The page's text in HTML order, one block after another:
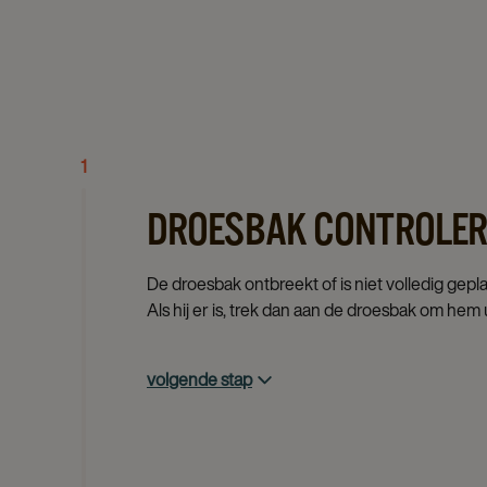
1
DROESBAK
De droesbak ontbreekt of is niet volledig
Als hij er is, trek dan aan de droesbak om
volgende stap